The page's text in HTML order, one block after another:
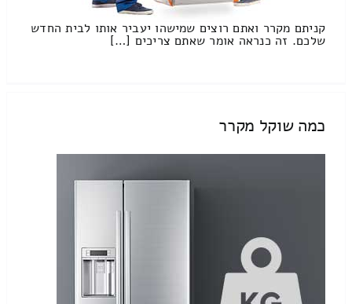
קניתם מקרר ואתם רוצים שמישהו יעביר אותו לבית החדש
שלכם. זה כנראה אומר שאתם צריכים […]
כמה שוקל מקרר